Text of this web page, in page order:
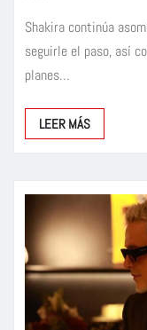
Shakira continúa
seguirle el paso, así
planes…
LEER MÁS